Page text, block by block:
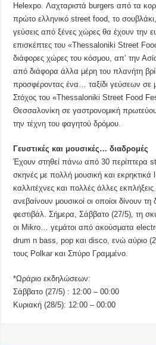
Helexpo. Λαχταριστά burgers από τα
πρώτο ελληνικό street food, το
γεύσεις από ξένες χώρες θα έχουν την
επισκέπτες του «Thessaloniki Street
διάφορες χώρες του κόσμου, απ’ την
από διάφορα άλλα μέρη του πλανήτη
προσφέροντας ένα… ταξίδι γεύσεων σε
Στόχος του «Thessaloniki Street Food
Θεσσαλονίκη σε γαστρονομική
την τέχνη του φαγητού δρόμου.
Γευστικές και μουσικές… διαδρομές
Έχουν στηθεί πάνω από 30 περίπτερα
σκηνές με πολλή μουσική και
καλλιτέχνες και πολλές άλλες
ανεβαίνουν μουσικοί οι οποίοι δίνουν τη
φεστιβάλ. Σήμερα, Σάββατο (27/5), τη
οι Mikro… γεμάτοι από ακούσματα
drum n bass, pop και disco, ενώ αύριο
τους Polkar και Σπύρο Γραμμένο.
*Ωράριο εκδηλώσεων:
Σάββατο (27/5) : 12:00 – 00:00
Κυριακή (28/5): 12:00 – 00:00